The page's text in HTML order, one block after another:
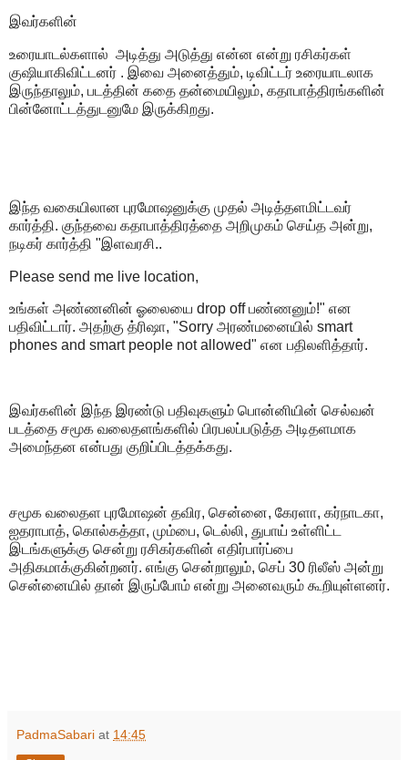
இவர்களின்
உரையாடல்களால் அடித்து அடுத்து என்ன என்று ரசிகர்கள்
குஷியாகிவிட்டனர் . இவை அனைத்தும், டிவிட்டர் உரையாடலாக
இருந்தாலும், படத்தின் கதை தன்மையிலும், கதாபாத்திரங்களின்
பின்னோட்டத்துடனுமே இருக்கிறது.
இந்த வகையிலான புரமோஷனுக்கு முதல் அடித்தளமிட்டவர்
கார்த்தி. குந்தவை கதாபாத்திரத்தை அறிமுகம் செய்த அன்று,
நடிகர் கார்த்தி "இளவரசி..
Please send me live location,
உங்கள் அண்ணனின் ஓலையை drop off பண்ணனும்!" என
பதிவிட்டார். அதற்கு த்ரிஷா, "Sorry அரண்மனையில் smart
phones and smart people not allowed" என பதிலளித்தார்.
இவர்களின் இந்த இரண்டு பதிவுகளும் பொன்னியின் செல்வன்
படத்தை சமூக வலைதளங்களில் பிரபலப்படுத்த அடிதளமாக
அமைந்தன என்பது குறிப்பிடத்தக்கது.
சமூக வலைதள புரமோஷன் தவிர, சென்னை, கேரளா, கர்நாடகா,
ஐதராபாத், கொல்கத்தா, மும்பை, டெல்லி, துபாய் உள்ளிட்ட
இடங்களுக்கு சென்று ரசிகர்களின் எதிர்பார்ப்பை
அதிகமாக்குகின்றனர். எங்கு சென்றாலும், செப் 30 ரிலீஸ் அன்று
சென்னையில் தான் இருப்போம் என்று அனைவரும் கூறியுள்ளனர்.
PadmaSabari at 14:45